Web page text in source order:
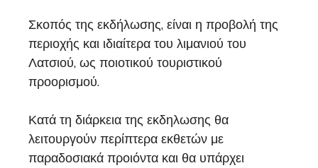
Σκοπός της εκδήλωσης, είναι η προβολή της
περιοχής και ιδιαίτερα του λιμανιού του
Λατσιού, ως ποιοτικού τουριστικού
προορισμού.
Κατά τη διάρκεια της εκδηλωσης θα
λειτουργούν περίπτερα εκθετών με
παραδοσιακά προιόντα και θα υπάρχει